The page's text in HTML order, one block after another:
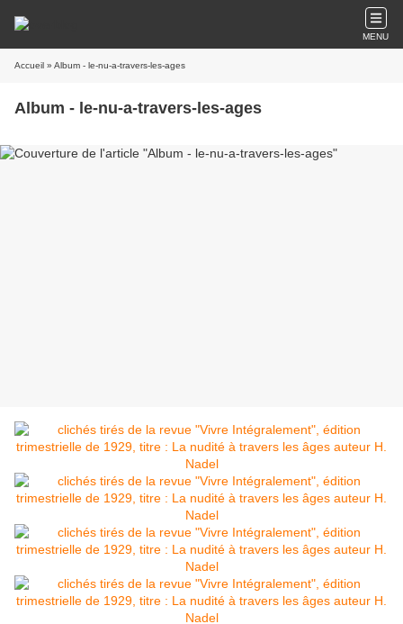
MENU
Accueil » Album - le-nu-a-travers-les-ages
Album - le-nu-a-travers-les-ages